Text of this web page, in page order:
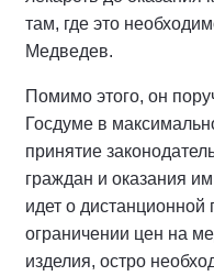
там, где это
Медведев.
Помимо этого, он
Госдуме в
принятие
граждан и оказания
идет о дистанционной
ограничении цен на
изделия, остро